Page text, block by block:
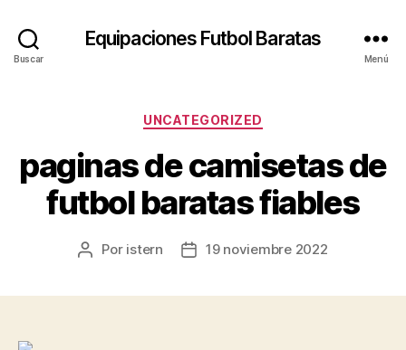
Buscar
Equipaciones Futbol Baratas
Menú
Categorías
UNCATEGORIZED
paginas de camisetas de
futbol baratas fiables
Autor
Por istern
Fecha19 noviembre 2022